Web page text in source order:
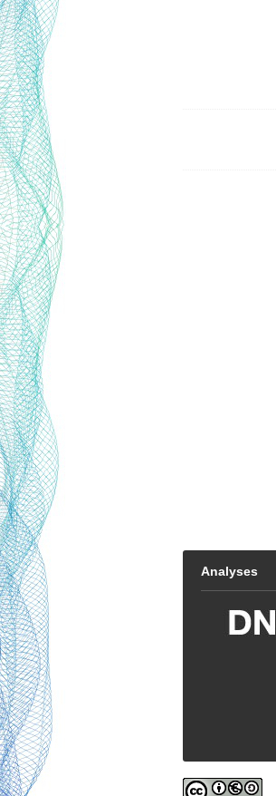
Analyses